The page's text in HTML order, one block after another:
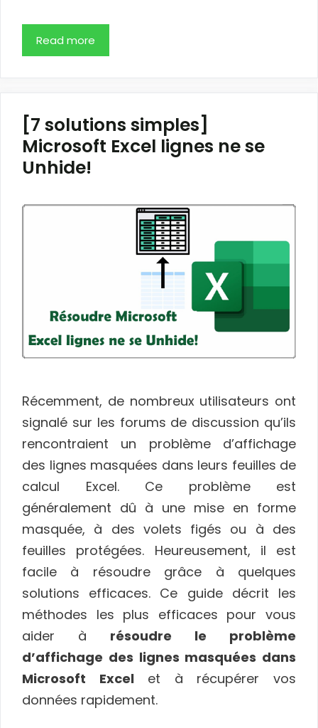
Read more
[7 solutions simples]
Microsoft Excel lignes ne se
Unhide!
Récemment, de nombreux utilisateurs ont
signalé sur les forums de discussion qu’ils
rencontraient un problème d’affichage
des lignes masquées dans leurs feuilles de
calcul Excel. Ce problème est
généralement dû à une mise en forme
masquée, à des volets figés ou à des
feuilles protégées. Heureusement, il est
facile à résoudre grâce à quelques
solutions efficaces. Ce guide décrit les
méthodes les plus efficaces pour vous
aider à résoudre le problème
d’affichage des lignes masquées dans
Microsoft Excelet à récupérer vos
données rapidement.